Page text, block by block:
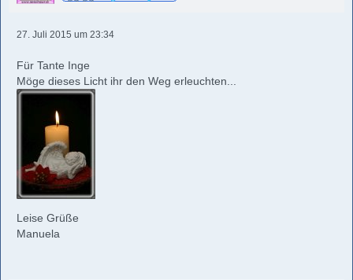
27. Juli 2015 um 23:34
Für Tante Inge
Möge dieses Licht ihr den Weg erleuchten...
Leise Grüße
Manuela